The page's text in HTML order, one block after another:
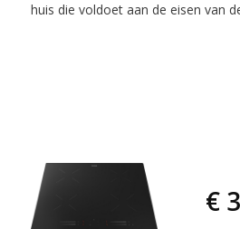
huis die voldoet aan de eisen van
€